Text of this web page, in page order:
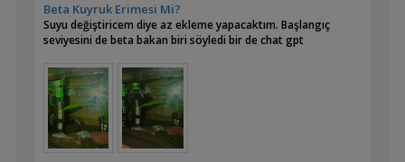
Beta Kuyruk Erimesi Mi?
Suyu değiştiricem diye az ekleme yapacaktım. Başlangıç
seviyesini de beta bakan biri söyledi bir de chat gpt